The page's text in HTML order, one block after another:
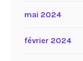
mai 2024
février 2024